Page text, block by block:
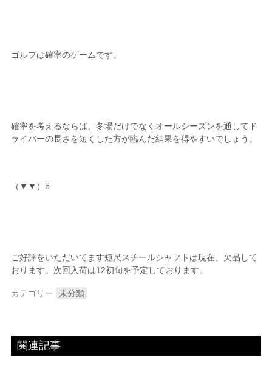
ゴルフは確率のゲームです。
確率を考えるならば、冬場だけでなくオールシーズンを通してド
ライバーの長さを短くした方が臨んだ結果を得やすいでしょう。
（▼▼）b
ご好評をいただいてます短尺スチールシャフトは現在、欠品して
おります。次回入荷は12初旬を予定しております。
カテゴリー 未分類
関連記事